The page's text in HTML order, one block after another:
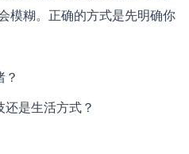
模糊。正确的方式是先明确你
？
是生活方式？